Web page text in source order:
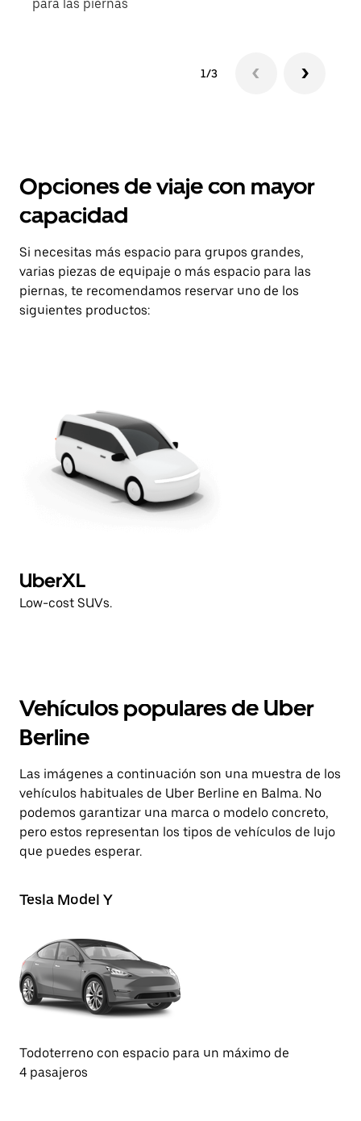
para las piernas
1/3
Opciones de viaje con mayor
capacidad
Si necesitas más espacio para grupos grandes,
varias piezas de equipaje o más espacio para las
piernas, te recomendamos reservar uno de los
siguientes productos:
UberXL
Low-cost SUVs.
Vehículos populares de Uber
Berline
Las imágenes a continuación son una muestra de los
vehículos habituales de Uber Berline en Balma. No
podemos garantizar una marca o modelo concreto,
pero estos representan los tipos de vehículos de lujo
que puedes esperar.
Tesla Model Y
Todoterreno con espacio para un máximo de
4 pasajeros